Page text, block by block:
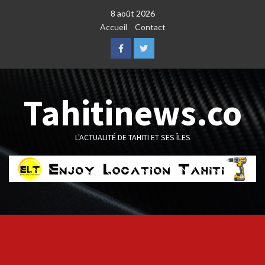
8 août 2026
Accueil
Contact
FacebookTwitter
Tahitinews.co
L'ACTUALITÉ DE TAHITI ET SES ÎLES